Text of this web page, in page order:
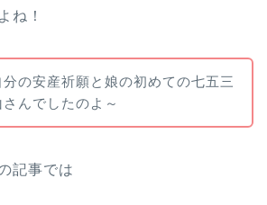
ね！
分の安産祈願と娘の初めての七五三
さんでしたのよ～
記事では